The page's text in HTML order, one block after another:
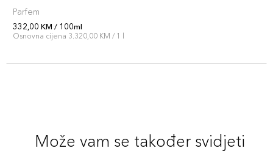
Parfem
332,00 KM / 100ml
Osnovna cijena 3.320,00 KM / 1 l
Može vam se također svidjeti